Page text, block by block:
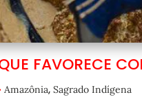
FAVORECE
Amazônia, Sagrado Indígena